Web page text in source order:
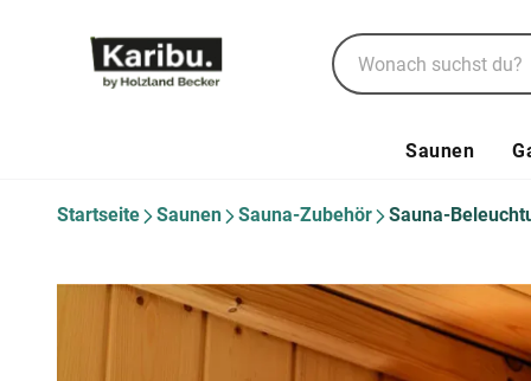
Saunen
Startseite Saunen Sauna-Zubehör Sauna-